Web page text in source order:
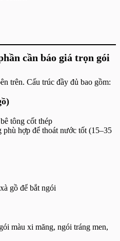
cần báo giá trọn gói
trên. Cấu trúc đầy đủ bao gồm:
tông cốt thép
hợp để thoát nước tốt (15–35
gồ để bắt ngói
màu xi măng, ngói tráng men,